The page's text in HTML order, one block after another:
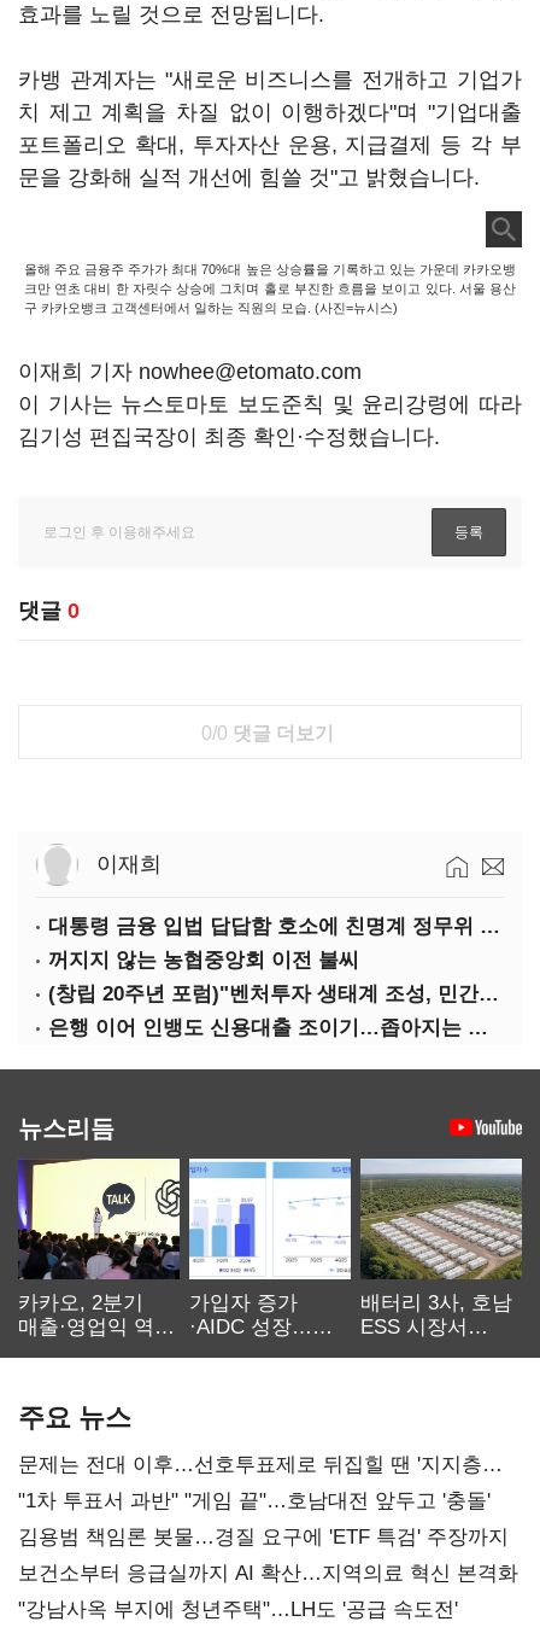
효과를 노릴 것으로 전망됩니다.
카뱅 관계자는 "새로운 비즈니스를 전개하고 기업가
치 제고 계획을 차질 없이 이행하겠다"며 "기업대출
포트폴리오 확대, 투자자산 운용, 지급결제 등 각 부
문을 강화해 실적 개선에 힘쓸 것"고 밝혔습니다.
올해 주요 금융주 주가가 최대 70%대 높은 상승률을 기록하고 있는 가운데 카카오뱅
크만 연초 대비 한 자릿수 상승에 그치며 홀로 부진한 흐름을 보이고 있다. 서울 용산
구 카카오뱅크 고객센터에서 일하는 직원의 모습. (사진=뉴시스)
이재희 기자 nowhee@etomato.com
이 기사는 뉴스토마토 보도준칙 및 윤리강령에 따라
김기성 편집국장이 최종 확인·수정했습니다.
댓글 0
0/0 댓글 더보기
이재희
대통령 금융 입법 답답함 호소에 친명계 정무위 무더기 지원
꺼지지 않는 농협중앙회 이전 불씨
(창립 20주년 포럼)"벤처투자 생태계 조성, 민간자본이 주도해야"
은행 이어 인뱅도 신용대출 조이기…좁아지는 급전 창구
뉴스리듬
카카오, 2분기
매출·영업익 역대
가입자 증가
·AIDC 성장…
배터리 3사, 호남
ESS 시장서
주요 뉴스
문제는 전대 이후…선호투표제로 뒤집힐 땐 '지지층
불복'
"1차 투표서 과반" "게임 끝"…호남대전 앞두고 '충돌'
김용범 책임론 봇물…경질 요구에 'ETF 특검' 주장까지
보건소부터 응급실까지 AI 확산…지역의료 혁신 본격화
"강남사옥 부지에 청년주택"…LH도 '공급 속도전'